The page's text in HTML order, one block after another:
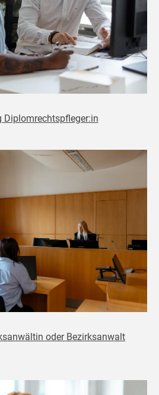
Diplomrechtspfleger:in
oder Bezirksanwalt